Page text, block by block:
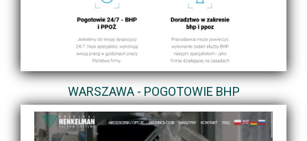
WARSZAWA - POGOTOWIE BHP